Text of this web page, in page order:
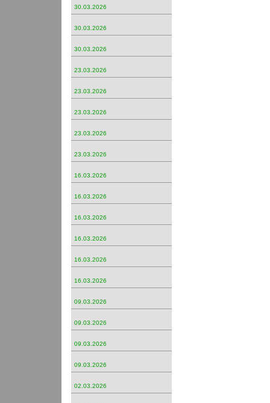
30.03.2026
30.03.2026
30.03.2026
23.03.2026
23.03.2026
23.03.2026
23.03.2026
23.03.2026
16.03.2026
16.03.2026
16.03.2026
16.03.2026
16.03.2026
16.03.2026
09.03.2026
09.03.2026
09.03.2026
09.03.2026
02.03.2026